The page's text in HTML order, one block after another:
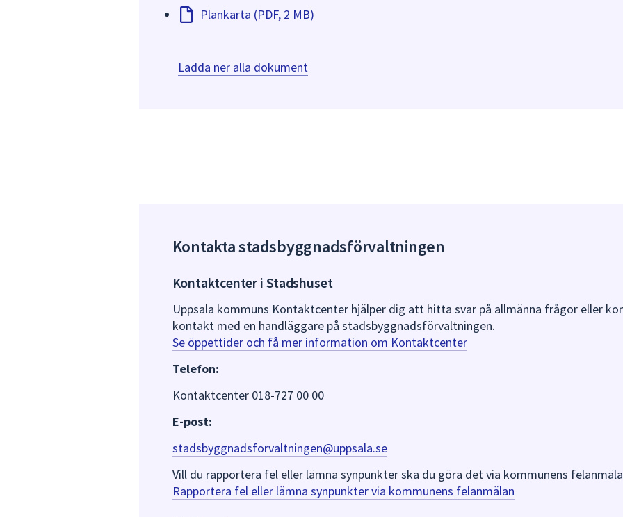
Plankarta (PDF, 2 MB)
Ladda ner alla dokument
Kontakta stadsbyggnadsförvaltningen
Kontaktcenter i Stadshuset
Uppsala kommuns Kontaktcenter hjälper dig att hitta svar på allmänna frågor eller
kontakt med en handläggare på stadsbyggnadsförvaltningen.
Se öppettider och få mer information om Kontaktcenter
Telefon:
Kontaktcenter 018-727 00 00
E-post:
stadsbyggnadsforvaltningen@uppsala.se
Vill du rapportera fel eller lämna synpunkter ska du göra det via kommunens
Rapportera fel eller lämna synpunkter via kommunens felanmälan